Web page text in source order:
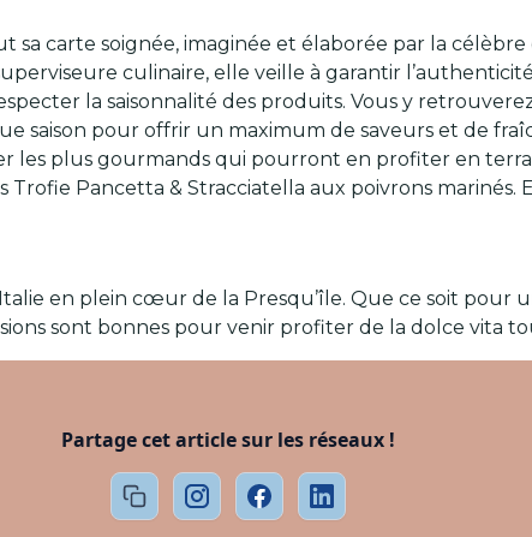
sa carte soignée, imaginée et élaborée par la
culinaire, elle veille à garantir
la saisonnalité des produits. Vous y
saison pour offrir un maximum de saveurs et de
les plus gourmands qui pourront en profiter en
Pancetta & Stracciatella aux poivrons marinés.
en plein cœur de la Presqu’île. Que ce soit pour
sont bonnes pour venir profiter de la dolce vita
Partage cet article sur les réseaux !